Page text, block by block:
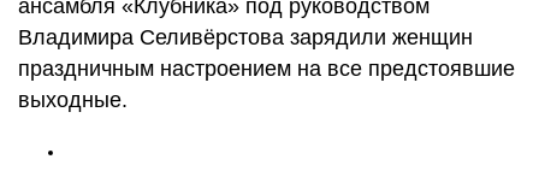
ансамбля «Клубника» под руководством
Владимира Селивёрстова зарядили женщин
праздничным настроением на все предстоявшие
выходные.